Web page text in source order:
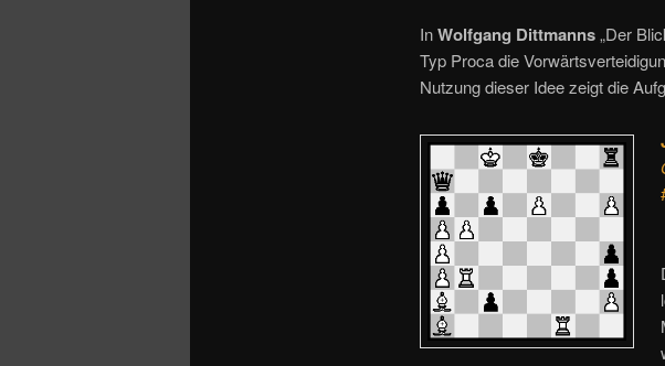
InWolfgang Dittmanns„Der
Typ Proca die
Nutzung dieser Idee zeigt die